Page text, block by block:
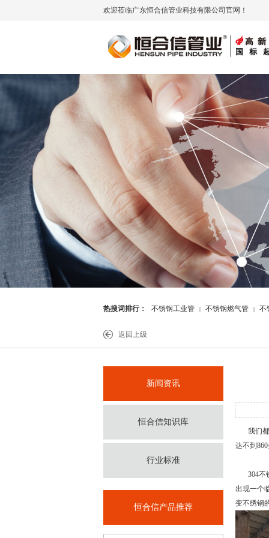
欢迎莅临广东恒合信管业科技有限公司官网！
热搜词排行： 不锈钢工业管 | 不锈钢燃气管 | 不
返回上级
新闻资讯
恒合信知识库
行业标准
恒合信产品推荐
我们都
达不到
304不
出现一个
变不绣钢